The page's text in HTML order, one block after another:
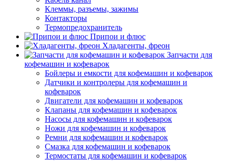
Клеммы, разъемы, зажимы
Контакторы
Термопредохранитель
Припои и флюс
Хладагенты, фреон
Запчасти для
кофемашин и кофеварок
Бойлеры и емкости для кофемашин и кофеварок
Датчики и контролеры для кофемашин и
кофеварок
Двигатели для кофемашин и кофеварок
Клапаны для кофемашин и кофеварок
Насосы для кофемашин и кофеварок
Ножи для кофемашин и кофеварок
Ремни для кофемашин и кофеварок
Смазка для кофемашин и кофеварок
Термостаты для кофемашин и кофеварок